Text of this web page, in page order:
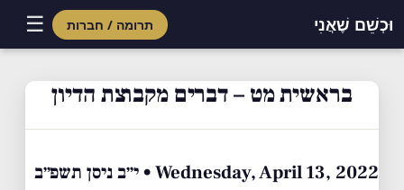
וּכְשֵׁם שֶׁאֲנִי תרומה / חברות ☰
בראשית מט – דברים מקבוצת הדיון
Wednesday, April 13, 2022 • י״ב ניסן תשפ״ב